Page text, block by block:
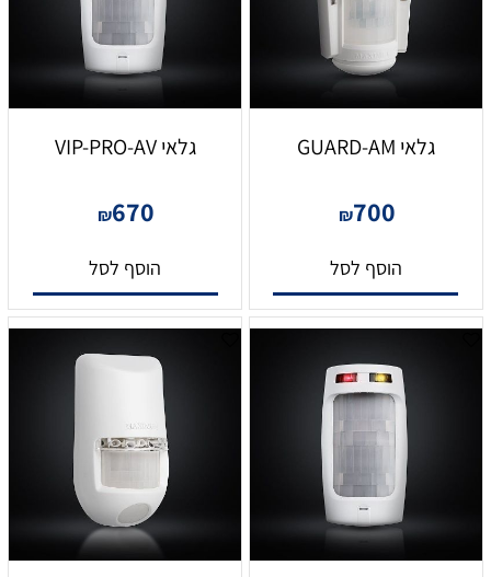
גלאי GUARD-AM
₪700
הוסף לסל
גלאי VIP-PRO-AV
₪670
הוסף לסל